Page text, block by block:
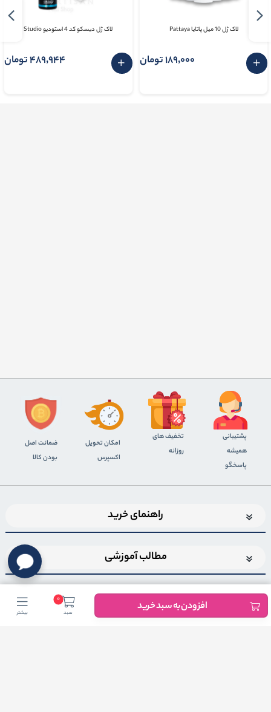
افزودن به سبد خرید
لاک ژل 10 میل پاتایا Pattaya
189٬000 تومان
لاک ژل دیسکو کد 4 استودیو Studio
489٬944 تومان
0
سبد بیشتر
پشتیبانی
همیشه
پاسخگو
تخفیف های
روزانه
اﻣﮑﺎن ﺗﺤﻮﯾﻞ
اﮐﺴﭙﺮس
ضمانت اصل
بودن کالا
راهنمای خرید
مطالب آموزشی